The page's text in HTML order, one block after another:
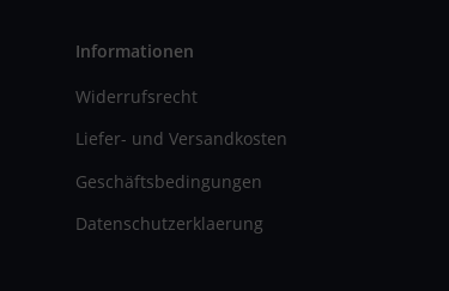
Informationen
Widerrufsrecht
Liefer- und Versandkosten
Geschäftsbedingungen
Datenschutzerklaerung